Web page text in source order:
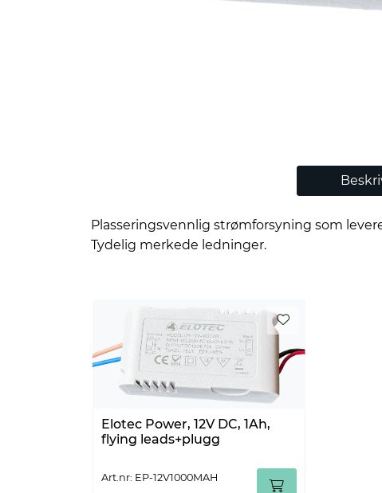
Plasseringsvennlig strømforsyning som
Tydelig merkede ledninger.
Elotec Power, 12V DC, 1Ah,
flying leads+plugg
Art.nr: EP-12V1000MAH